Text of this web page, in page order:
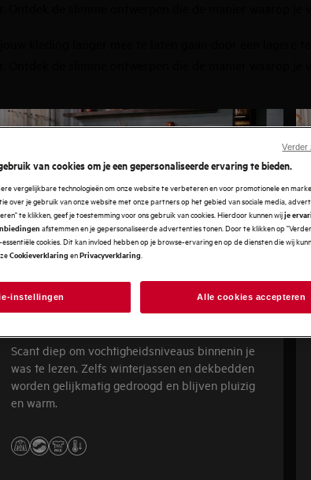
9000 AbsoluteCare® Plus
Scant diep om vochtigheidsniveaus binnenin je
was te lezen. Zelfs winterjassen en dekbedden
worden gelijkmatig gedroogd en blijven pluizig
en warm.
van cookies om je een gepersonaliseerde ervaring te bieden.
vergelijkbare technologieën om onze website te verbeteren en voor promotionele en
over je gebruik van onze website met onze partners op het gebied van sociale media,
te klikken, geef je toestemming voor ons gebruik van cookies. Hierdoor kunnen wijje
afstemmen en je gepersonaliseerde advertenties tonen. Door te klikken op
cookies. Dit kan invloed hebben op je browse-ervaring en op de diensten die wij
Cookieverklaring enPrivacyverklaring
instellingen Alle cookies accepteren
Verder